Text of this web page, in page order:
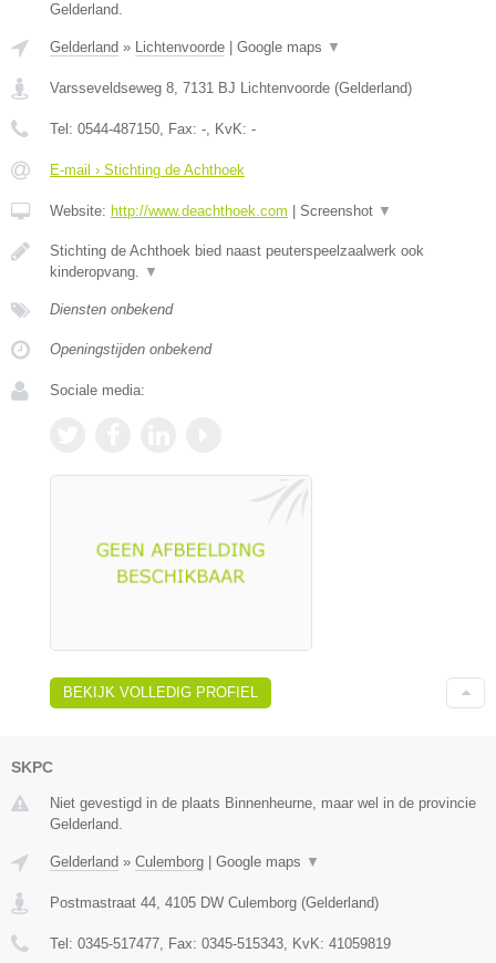
Gelderland.
Gelderland » Lichtenvoorde Google maps ▼
Varsseveldseweg 8, 7131 BJ Lichtenvoorde (Gelderland)
Tel: 0544-487150, Fax: -, KvK: -
E-mail › Stichting de Achthoek
Website: http://www.deachthoek.com Screenshot ▼
Stichting de Achthoek bied naast peuterspeelzaalwerk ook
kinderopvang. ▼
Diensten onbekend
Openingstijden onbekend
Sociale media:
BEKIJK VOLLEDIG PROFIEL
SKPC
Niet gevestigd in de plaats Binnenheurne, maar wel in de provincie
Gelderland.
Gelderland » Culemborg Google maps ▼
Postmastraat 44 4105 DW Culemborg (Gelderland)
Tel: 0345-517477 , Fax: 0345-515343 , KvK: 41059819